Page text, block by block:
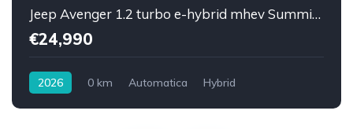
Jeep Avenger 1.2 turbo e-hybrid mhev Summit f
€24,990
2026 0 km Automatica
Hybrid